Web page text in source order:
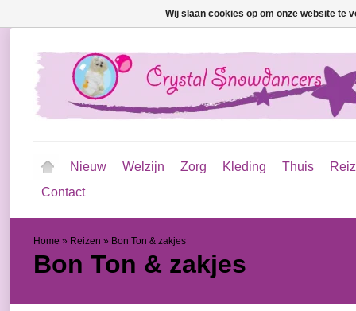
Nieuw Welzijn Zorg Kleding Thuis
Contact
Home » Reizen » Bon Ton & zakjes
Bon Ton & zakjes
Wij slaan cookies op om onze website te